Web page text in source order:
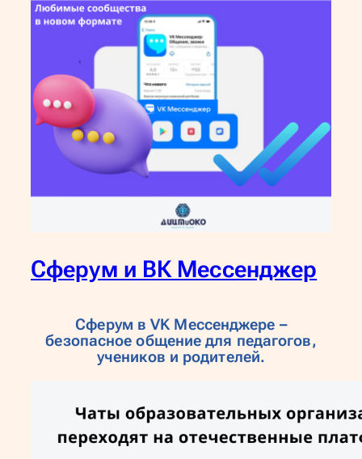
Сферум и ВК Мессенджер
Сферум в VK Мессенджере –
безопасное общение для педагогов,
учеников и родителей.